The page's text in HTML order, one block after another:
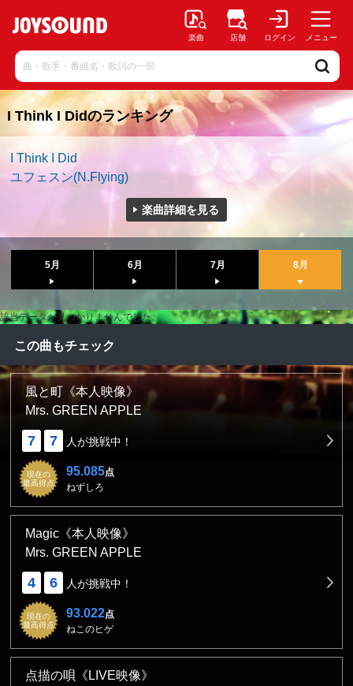
楽曲 店舗 ログイン メニュー
I Think I Didのランキング
I Think I Did
ユフェスン(N.Flying)
楽曲詳細を見る
5月 6月 7月 8月
該当データが見つかりませんでした。
この曲もチェック
風と町《本人映像》
Mrs. GREEN APPLE
7 7 人が挑戦中！
現在の
最高得点
95.085点
ねずしろ
Magic《本人映像》
Mrs. GREEN APPLE
4 6 人が挑戦中！
現在の
最高得点
93.022点
ねこのヒゲ
点描の唄《LIVE映像》